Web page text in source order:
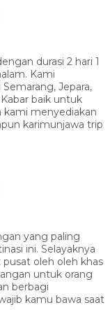
durasi 2 hari 1
Kami
Jepara,
baik untuk
kami menyediakan
karimunjawa trip
yang paling
ini. Selayaknya
oleh oleh khas
untuk orang
berbagi
kamu bawa saat